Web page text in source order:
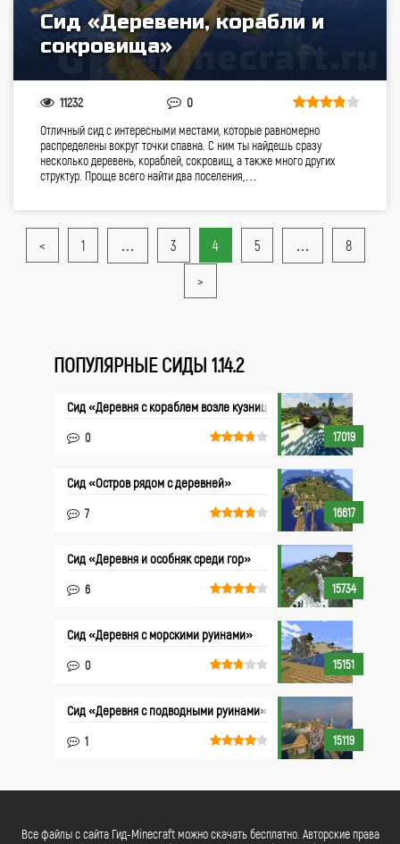
Сид «Деревени, корабли и
сокровища»
11232 0
Отличный сид с интересными местами, которые равномерно
распределены вокруг точки спавна. С ним ты найдешь сразу
несколько деревень, кораблей, сокровищ, а также много других
структур. Проще всего найти два поселения,…
< 1 … 3 4 5 … 8
>
ПОПУЛЯРНЫЕ СИДЫ 1.14.2
17019
Cид «Деревня с кораблем возле кузницы»
0
16617
Сид «Остров рядом с деревней»
7
15734
Сид «Деревня и особняк среди гор»
6
15151
Сид «Деревня с морскими руинами»
0
15119
Сид «Деревня с подводными руинами»
1
Все файлы с сайта Гид-Minecraft можно скачать бесплатно. Авторские права